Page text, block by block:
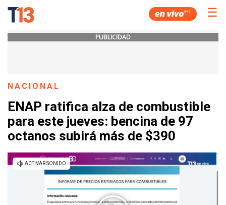
☰
PUBLICIDAD
NACIONAL
ENAP ratifica alza de combustible
para este jueves: bencina de 97
octanos subirá más de $390